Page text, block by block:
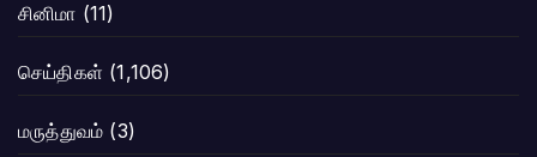
சினிமா (11)
செய்திகள் (1,106)
மருத்துவம் (3)